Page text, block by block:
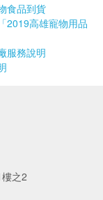
食品到貨
2019高雄寵物用品
服務說明
之2